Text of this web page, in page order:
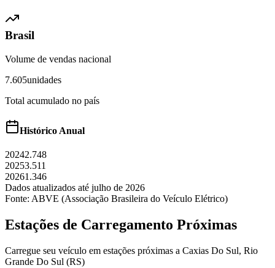
Brasil
Volume de vendas nacional
7.605unidades
Total acumulado no país
Histórico Anual
20242.748
20253.511
20261.346
Dados atualizados até julho de 2026
Fonte: ABVE (Associação Brasileira do Veículo Elétrico)
Estações de Carregamento Próximas
Carregue seu veículo em estações próximas a Caxias Do Sul, Rio
Grande Do Sul (RS)